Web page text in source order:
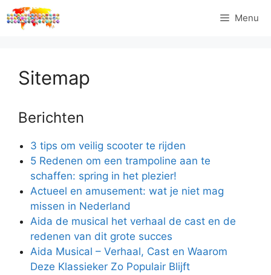
Ga
naar
Menu
Sitemap
Berichten
3 tips om veilig scooter te rijden
5 Redenen om een trampoline aan te
schaffen: spring in het plezier!
Actueel en amusement: wat je niet mag
missen in Nederland
Aida de musical het verhaal de cast en de
redenen van dit grote succes
Aida Musical – Verhaal, Cast en Waarom
Deze Klassieker Zo Populair Blijft